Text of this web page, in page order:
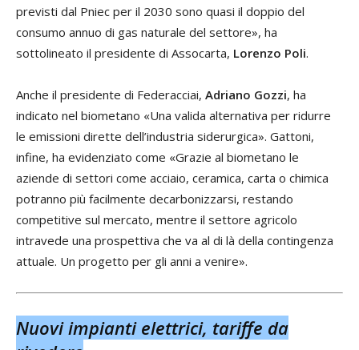
previsti dal Pniec per il 2030 sono quasi il doppio del
consumo annuo di gas naturale del settore», ha
sottolineato il presidente di Assocarta, Lorenzo Poli.
Anche il presidente di Federacciai, Adriano Gozzi, ha
indicato nel biometano «Una valida alternativa per ridurre
le emissioni dirette dell’industria siderurgica». Gattoni,
infine, ha evidenziato come «Grazie al biometano le
aziende di settori come acciaio, ceramica, carta o chimica
potranno più facilmente decarbonizzarsi, restando
competitive sul mercato, mentre il settore agricolo
intravede una prospettiva che va al di là della contingenza
attuale. Un progetto per gli anni a venire».
Nuovi impianti elettrici, tariffe da